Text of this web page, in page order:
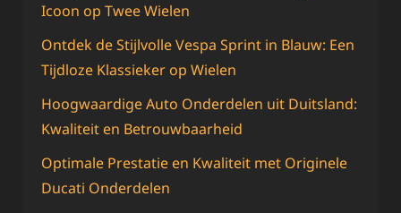
Icoon op Twee Wielen
Ontdek de Stijlvolle Vespa Sprint in Blauw: Een
Tijdloze Klassieker op Wielen
Hoogwaardige Auto Onderdelen uit Duitsland:
Kwaliteit en Betrouwbaarheid
Optimale Prestatie en Kwaliteit met Originele
Ducati Onderdelen